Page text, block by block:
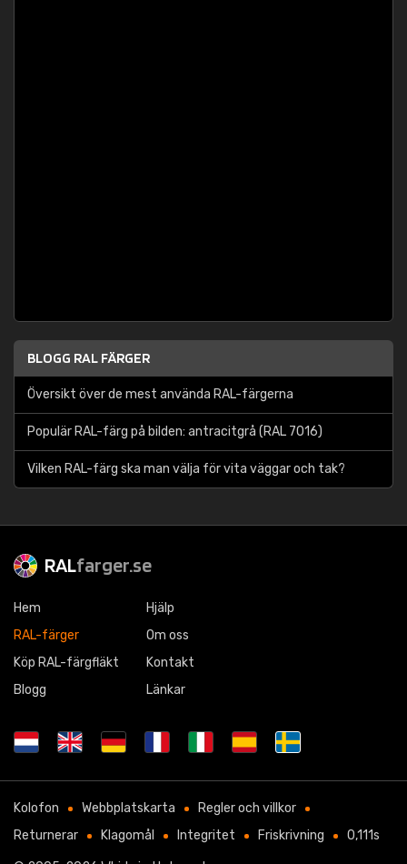
BLOGG RAL FÄRGER
Översikt över de mest använda RAL-färgerna
Populär RAL-färg på bilden: antracitgrå (RAL 7016)
Vilken RAL-färg ska man välja för vita väggar och tak?
RALfarger.se
Hem
RAL-färger
Köp RAL-färgfläkt
Blogg
Hjälp
Om oss
Kontakt
Länkar
Kolofon Webbplatskarta
Regler och villkor
Returnerar
Klagomål Integritet Friskrivning 0,111s